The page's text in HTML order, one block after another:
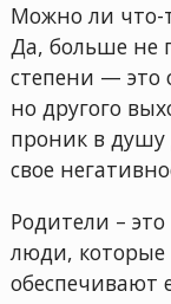
Можно ли что-
Да, больше не
степени — это
но другого
проник в душу
свое
Родители –
люди,
обеспечивают